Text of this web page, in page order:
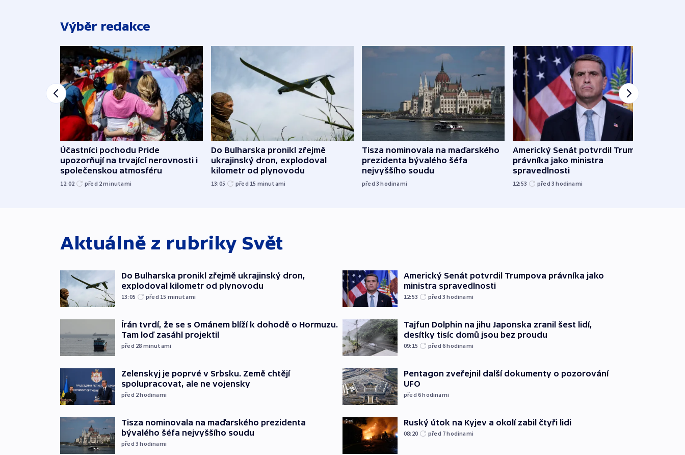
Výběr redakce
Účastníci pochodu Pride
upozorňují na trvající nerovnosti i
společenskou atmosféru
12:02 před 2minutami
Do Bulharska pronikl zřejmě
ukrajinský dron, explodoval
kilometr od plynovodu
13:05 před 15 minutami
Tisza nominovala na maďarského
prezidenta bývalého šéfa
nejvyššího soudu
před 3hodinami
Americký Senát potvrdil Trumpova
právníka jako ministra
spravedlnosti
12:53 před 3hodinami
Aktuálně z rubriky Svět
Do Bulharska pronikl zřejmě ukrajinský dron,
explodoval kilometr od plynovodu
13:05 před 15 minutami
Írán tvrdí, že se s Ománem blíží k dohodě o Hormuzu.
Tam loď zasáhl projektil
před 28 minutami
Zelenskyj je poprvé v Srbsku. Země chtějí
spolupracovat, ale ne vojensky
před 2hodinami
Tisza nominovala na maďarského prezidenta
bývalého šéfa nejvyššího soudu
před 3hodinami
Americký Senát potvrdil Trumpova právníka jako
ministra spravedlnosti
12:53 před 3hodinami
Tajfun Dolphin na jihu Japonska zranil šest lidí,
desítky tisíc domů jsou bez proudu
09:15 před 6hodinami
Pentagon zveřejnil další dokumenty o pozorování
UFO
před 6hodinami
Ruský útok na Kyjev a okolí zabil čtyři lidi
08:20 před 7hodinami